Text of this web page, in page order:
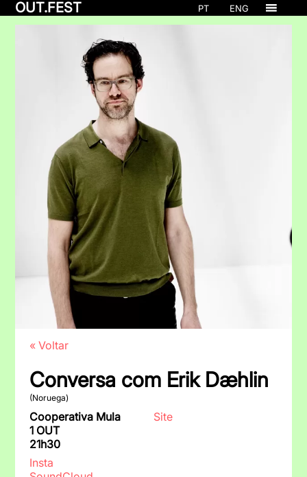
OUT.FEST PT ENG
« Voltar
Conversa com Erik Dæhlin
(Noruega)
Cooperativa Mula
1 OUT
21h30
Site
Insta